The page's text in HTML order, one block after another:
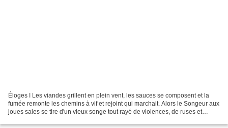
Éloges I Les viandes grillent en plein vent, les sauces se composent et la
fumée remonte les chemins à vif et rejoint qui marchait. Alors le Songeur aux
joues sales se tire d'un vieux songe tout rayé de violences, de ruses et